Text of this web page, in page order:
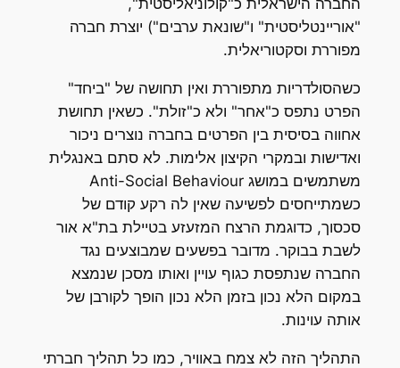
החברה הישראלית כ"קולוניאליסטית",
"אוריינטליסטית" ו"שונאת ערבים") יוצרת חברה
מפוררת וסקטוריאלית.
כשהסולדריות מתפוררת ואין תחושה של "ביחד"
הפרט נתפס כ"אחר" ולא כ"זולת". כשאין תחושת
אחווה בסיסית בין הפרטים בחברה נוצרים ניכור
ואדישות ובמקרי הקיצון אלימות. לא סתם באנגלית
משתמשים במושג Anti-Social Behaviour
כשמתייחסים לפשיעה שאין לה רקע קודם של
סכסוך, כדוגמת הרצח המזעזע בטיילת בת"א אור
לשבת בבוקר. מדובר בפשעים שמבוצעים נגד
החברה שנתפסת כגוף עויין ואותו מסכן שנמצא
במקום הלא נכון בזמן הלא נכון הופך לקורבן של
אותה עוינות.
התהליך הזה לא צמח באוויר, כמו כל תהליך חברתי